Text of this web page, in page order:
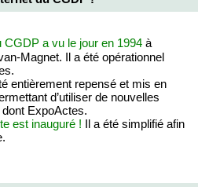
CGDP a vu le jour en 1994 à
Magnet. Il a été opérationnel
entièrement repensé et mis en
d’utiliser de nouvelles
ExpoActes.
est inauguré ! Il a été simplifié afin